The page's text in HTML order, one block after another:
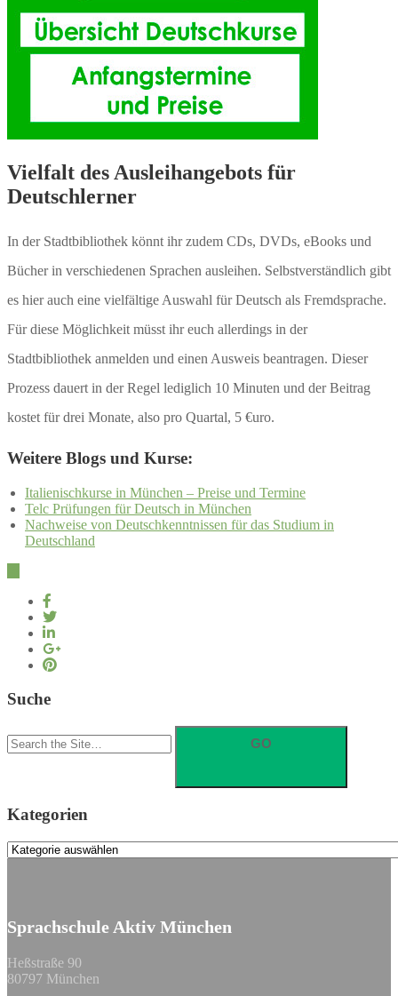
Vielfalt des Ausleihangebots für
Deutschlerner
In der Stadtbibliothek könnt ihr zudem CDs, DVDs, eBooks und
Bücher in verschiedenen Sprachen ausleihen. Selbstverständlich gibt
es hier auch eine vielfältige Auswahl für Deutsch als Fremdsprache.
Für diese Möglichkeit müsst ihr euch allerdings in der
Stadtbibliothek anmelden und einen Ausweis beantragen. Dieser
Prozess dauert in der Regel lediglich 10 Minuten und der Beitrag
kostet für drei Monate, also pro Quartal, 5 €uro.
Weitere Blogs und Kurse:
Italienischkurse in München – Preise und Termine
Telc Prüfungen für Deutsch in München
Nachweise von Deutschkenntnissen für das Studium in
Deutschland
Suche
Search
for:
Kategorien
Kategorien
Sprachschule Aktiv München
Heßstraße 90
80797 München